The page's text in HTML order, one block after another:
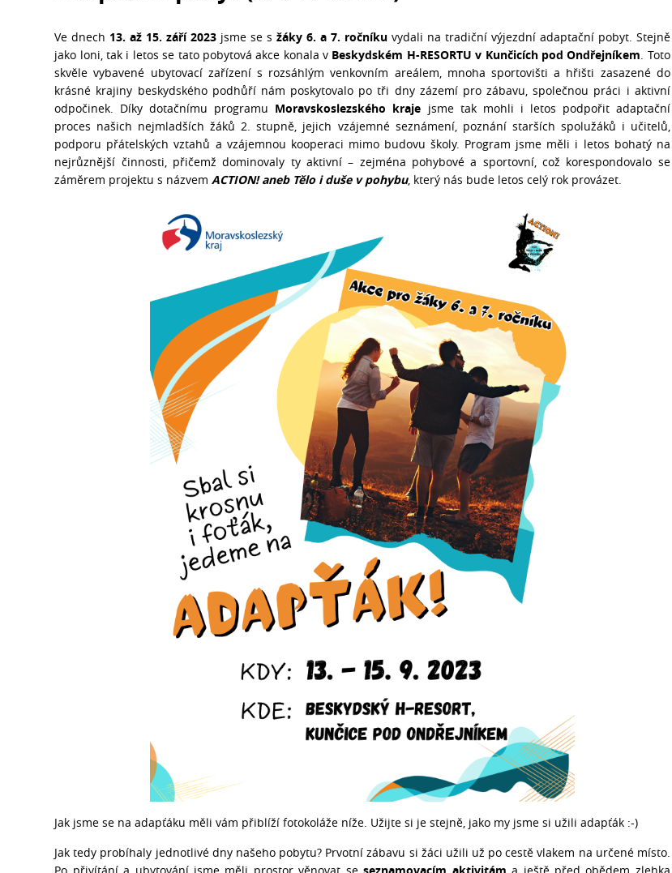
Ve dnech 13. až 15. září 2023 jsme se sžáky 6. a 7. ročníkuvydali na tradiční výjezdní adaptační pobyt. Stejně
jako loni, tak i letos se tato pobytová akce konala v Beskydském H-RESORTU v Kunčicích pod Ondřejníkem. Toto
skvěle vybavené ubytovací zařízení s rozsáhlým venkovním areálem, mnoha sportovišti a hřišti zasazené do
krásné krajiny beskydského podhůří nám poskytovalo po tři dny zázemí pro zábavu, společnou práci i aktivní
odpočinek. Díky dotačnímu programu Moravskoslezského kraje jsme tak mohli i letos podpořit adaptační
proces našich nejmladších žáků 2. stupně, jejich vzájemné seznámení, poznání starších spolužáků i učitelů,
podporu přátelských vztahů a vzájemnou kooperaci mimo budovu školy. Program jsme měli i letos bohatý na
nejrůznější činnosti, přičemž dominovaly ty aktivní – zejména pohybové a sportovní, což korespondovalo se
záměrem projektu s názvem ACTION! aneb Tělo i duše v pohybu, který nás bude letos celý rok provázet.
Jak jsme se na adapťáku měli vám přiblíží fotokoláže níže. Užijte si je stejně, jako my jsme si užili adapťák :-)
Jak tedy probíhaly jednotlivé dny našeho pobytu? Prvotní zábavu si žáci užili už po cestě vlakem na určené místo.